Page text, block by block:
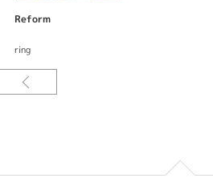
ご要望をお伺いしながらデザインしてサンプ
ダーメイド出来るまったく新しいリフォーム
着けなくなった大ぶりの翡翠をカジュアル
Reform
ring